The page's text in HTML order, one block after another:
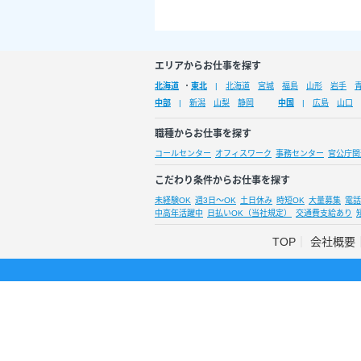
エリアからお仕事を探す
北海道 ・ 東北 北海道 宮城 福島 山形 岩手
中部
新潟 山梨 静岡 中国 広島 山口
職種からお仕事を探す
コールセンター オフィスワーク 事務センター 官公庁
こだわり条件からお仕事を探す
未経験OK 週3日～OK 土日休み 時短OK 大量募集 電
中高年活躍中
日払いOK（当社規定） 交通費支給あり
TOP 会社概要